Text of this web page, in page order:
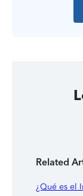
Related
¿Qué es el